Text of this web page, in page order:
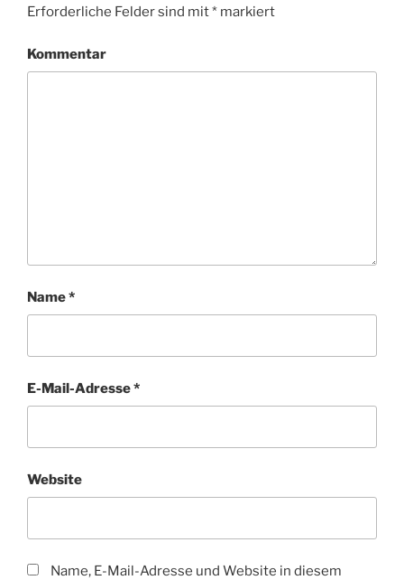
Erforderliche Felder sind mit* markiert
Kommentar
Name*
E-Mail-Adresse*
Website
Name, E-Mail-Adresse und Website in diesem